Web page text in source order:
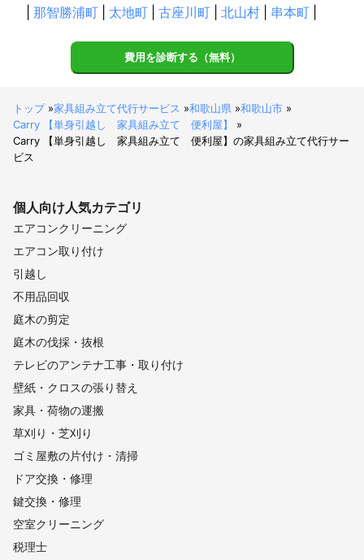
那智勝浦町 太地町 古座川町 北山村 串本町
費用を診断する（無料）
トップ»家具組み立て代行サービス »和歌山県 »和歌山市 »
Carry 【単身引越し 家具組み立て 便利屋】
»
Carry 【単身引越し 家具組み立て 便利屋】の家具組み立て代行サー
ビス
個人向け人気カテゴリ
エアコンクリーニング
エアコン取り付け
引越し
不用品回収
庭木の剪定
庭木の伐採・抜根
テレビのアンテナ工事・取り付け
壁紙・クロスの張り替え
家具・荷物の運搬
草刈り・芝刈り
ゴミ屋敷の片付け・清掃
ドア交換・修理
鍵交換・修理
空室クリーニング
税理士